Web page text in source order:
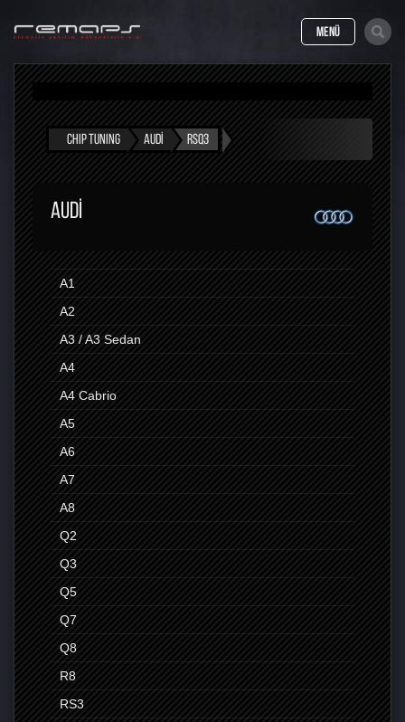
MENÜ
CHIP TUNING AUDI RSQ3
AUDI
A1
A2
A3 / A3 Sedan
A4
A4 Cabrio
A5
A6
A7
A8
Q2
Q3
Q5
Q7
Q8
R8
RS3